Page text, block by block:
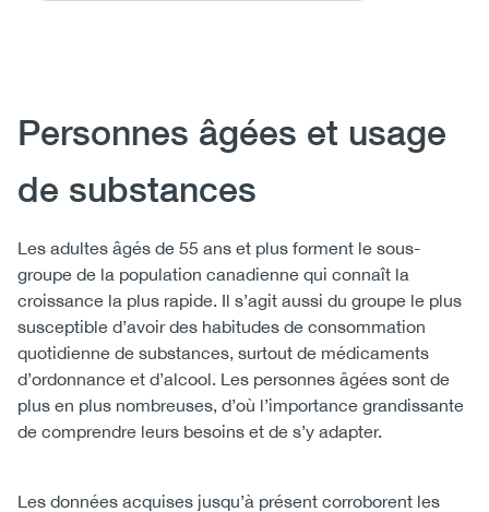
Body
Personnes âgées et usage
de substances
Les adultes âgés de 55 ans et plus forment le sous-
groupe de la population canadienne qui connaît la
croissance la plus rapide. Il s’agit aussi du groupe le plus
susceptible d’avoir des habitudes de consommation
quotidienne de substances, surtout de médicaments
d’ordonnance et d’alcool. Les personnes âgées sont de
plus en plus nombreuses, d’où l’importance grandissante
de comprendre leurs besoins et de s’y adapter.
Les données acquises jusqu’à présent corroborent les